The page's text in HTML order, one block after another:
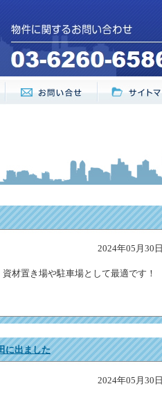
2024年05月30日
材置き場や駐車場として最適です！
に出ました
2024年05月30日